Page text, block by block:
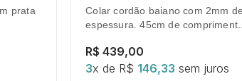
colar cordão baiano com 2mm de
espessura. 45cm de compriment...
R$ 439,00
3x de R$ 146,33 sem juros